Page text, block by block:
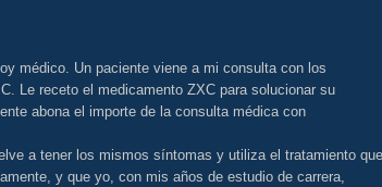
médico. Un paciente viene a mi consulta con los
Le receto el medicamento ZXC para solucionar su
abona el importe de la consulta médica con
a tener los mismos síntomas y utiliza el tratamiento que
y que yo, con mis años de estudio de carrera,